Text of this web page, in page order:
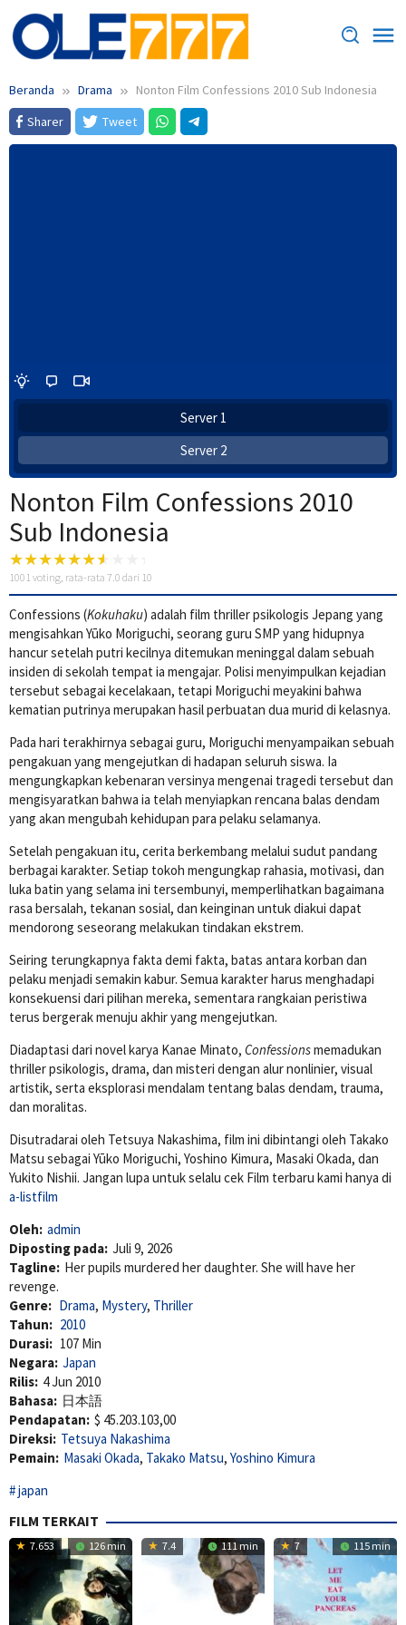
Loncat
ke
konten
Beranda Drama
Nonton Film Confessions 2010 Sub Indonesia
Sharer
Tweet
Server 1
Server 2
Nonton Film Confessions 2010
Sub Indonesia
1001 voting, rata-rata 7.0 dari 10
Confessions (Kokuhaku) adalah film thriller psikologis Jepang yang
mengisahkan Yūko Moriguchi, seorang guru SMP yang hidupnya
hancur setelah putri kecilnya ditemukan meninggal dalam sebuah
insiden di sekolah tempat ia mengajar. Polisi menyimpulkan kejadian
tersebut sebagai kecelakaan, tetapi Moriguchi meyakini bahwa
kematian putrinya merupakan hasil perbuatan dua murid di kelasnya.
Pada hari terakhirnya sebagai guru, Moriguchi menyampaikan sebuah
pengakuan yang mengejutkan di hadapan seluruh siswa. Ia
mengungkapkan kebenaran versinya mengenai tragedi tersebut dan
mengisyaratkan bahwa ia telah menyiapkan rencana balas dendam
yang akan mengubah kehidupan para pelaku selamanya.
Setelah pengakuan itu, cerita berkembang melalui sudut pandang
berbagai karakter. Setiap tokoh mengungkap rahasia, motivasi, dan
luka batin yang selama ini tersembunyi, memperlihatkan bagaimana
rasa bersalah, tekanan sosial, dan keinginan untuk diakui dapat
mendorong seseorang melakukan tindakan ekstrem.
Seiring terungkapnya fakta demi fakta, batas antara korban dan
pelaku menjadi semakin kabur. Semua karakter harus menghadapi
konsekuensi dari pilihan mereka, sementara rangkaian peristiwa
terus bergerak menuju akhir yang mengejutkan.
Diadaptasi dari novel karya Kanae Minato, Confessionsmemadukan
thriller psikologis, drama, dan misteri dengan alur nonlinier, visual
artistik, serta eksplorasi mendalam tentang balas dendam, trauma,
dan moralitas.
Disutradarai oleh Tetsuya Nakashima, film ini dibintangi oleh Takako
Matsu sebagai Yūko Moriguchi, Yoshino Kimura, Masaki Okada, dan
Yukito Nishii. Jangan lupa untuk selalu cek Film terbaru kami hanya di
a-listfilm
Oleh: admin
Diposting pada: Juli 9, 2026
Tagline: Her pupils murdered her daughter. She will have her
revenge.
Genre: Drama, Mystery, Thriller
Tahun: 2010
Durasi: 107 Min
Negara: Japan
Rilis: 4 Jun 2010
Bahasa: 日本語
Pendapatan: $ 45.203.103,00
Direksi: Tetsuya Nakashima
Pemain: Masaki Okada, Takako Matsu, Yoshino Kimura
japan
FILM TERKAIT
7.653 126 min 7.4 111 min 7 115 min